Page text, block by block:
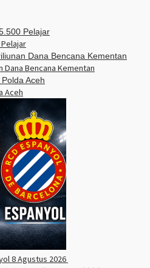
Dana Bencana Kementan
Aceh
8 Agustus 2026